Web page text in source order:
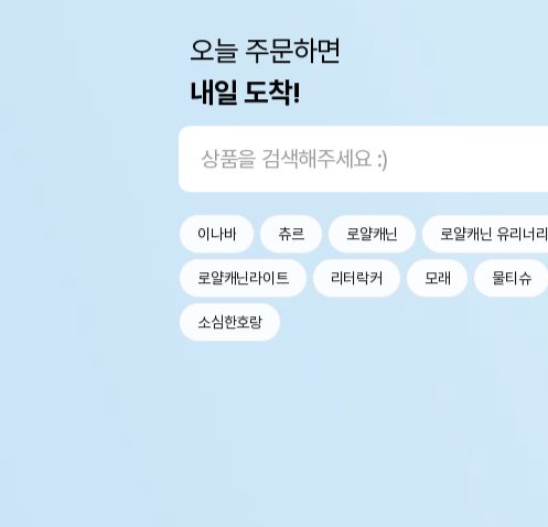
오늘 주문하면
내일 도착!
이나바 츄르 로얄캐닌 로얄캐닌 유리너리
로얄캐닌라이트 리터락커 모래 물티슈
소심한호랑